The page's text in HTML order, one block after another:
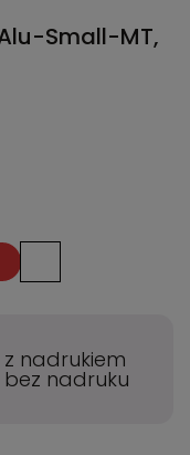
Small-MT,
z nadrukiem
bez nadruku